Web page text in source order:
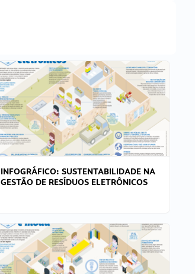
INFOGRÁFICO: SUSTENTABILIDADE NA
GESTÃO DE RESÍDUOS ELETRÔNICOS